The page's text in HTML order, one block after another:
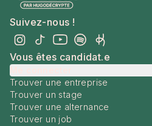
Suivez-nous !
Vous êtes candidat.e
Trouver une entreprise
Trouver un stage
Trouver une alternance
Trouver un job